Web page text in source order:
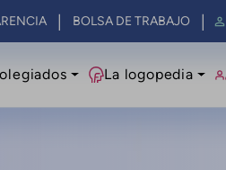
BOLSA DE TRABAJO
La logopedia